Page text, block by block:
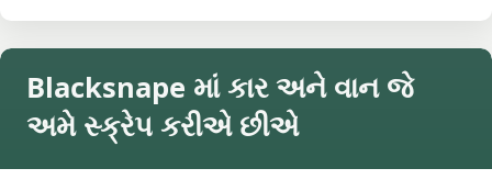
Blacksnape માં કાર અને વાન જે
અમે સ્ક્રેપ કરીએ છીએ